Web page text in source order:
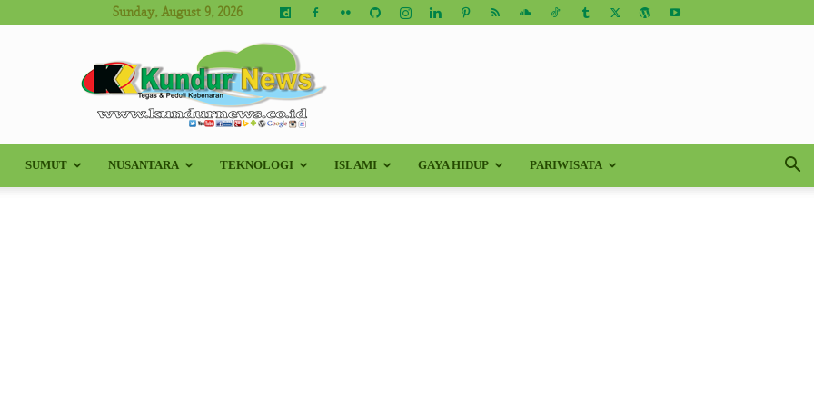
Sunday, August 9, 2026
Kundur
SUMUT NUSANTARA TEKNOLOGI ISLAMI GAYA HIDUP PARIWISATA